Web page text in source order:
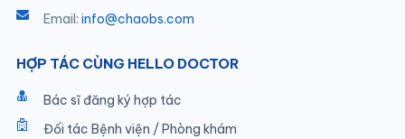
Email: info@chaobs.com
HỢP TÁC CÙNG HELLO DOCTOR
Bác sĩ đăng ký hợp tác
Đối tác Bệnh viện / Phòng khám